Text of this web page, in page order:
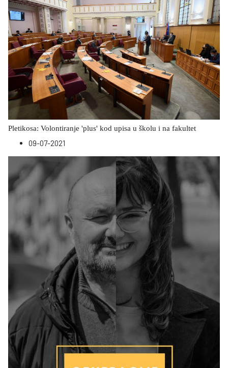
Pletikosa: Volontiranje 'plus' kod upisa u školu i na fakultet
09-07-2021